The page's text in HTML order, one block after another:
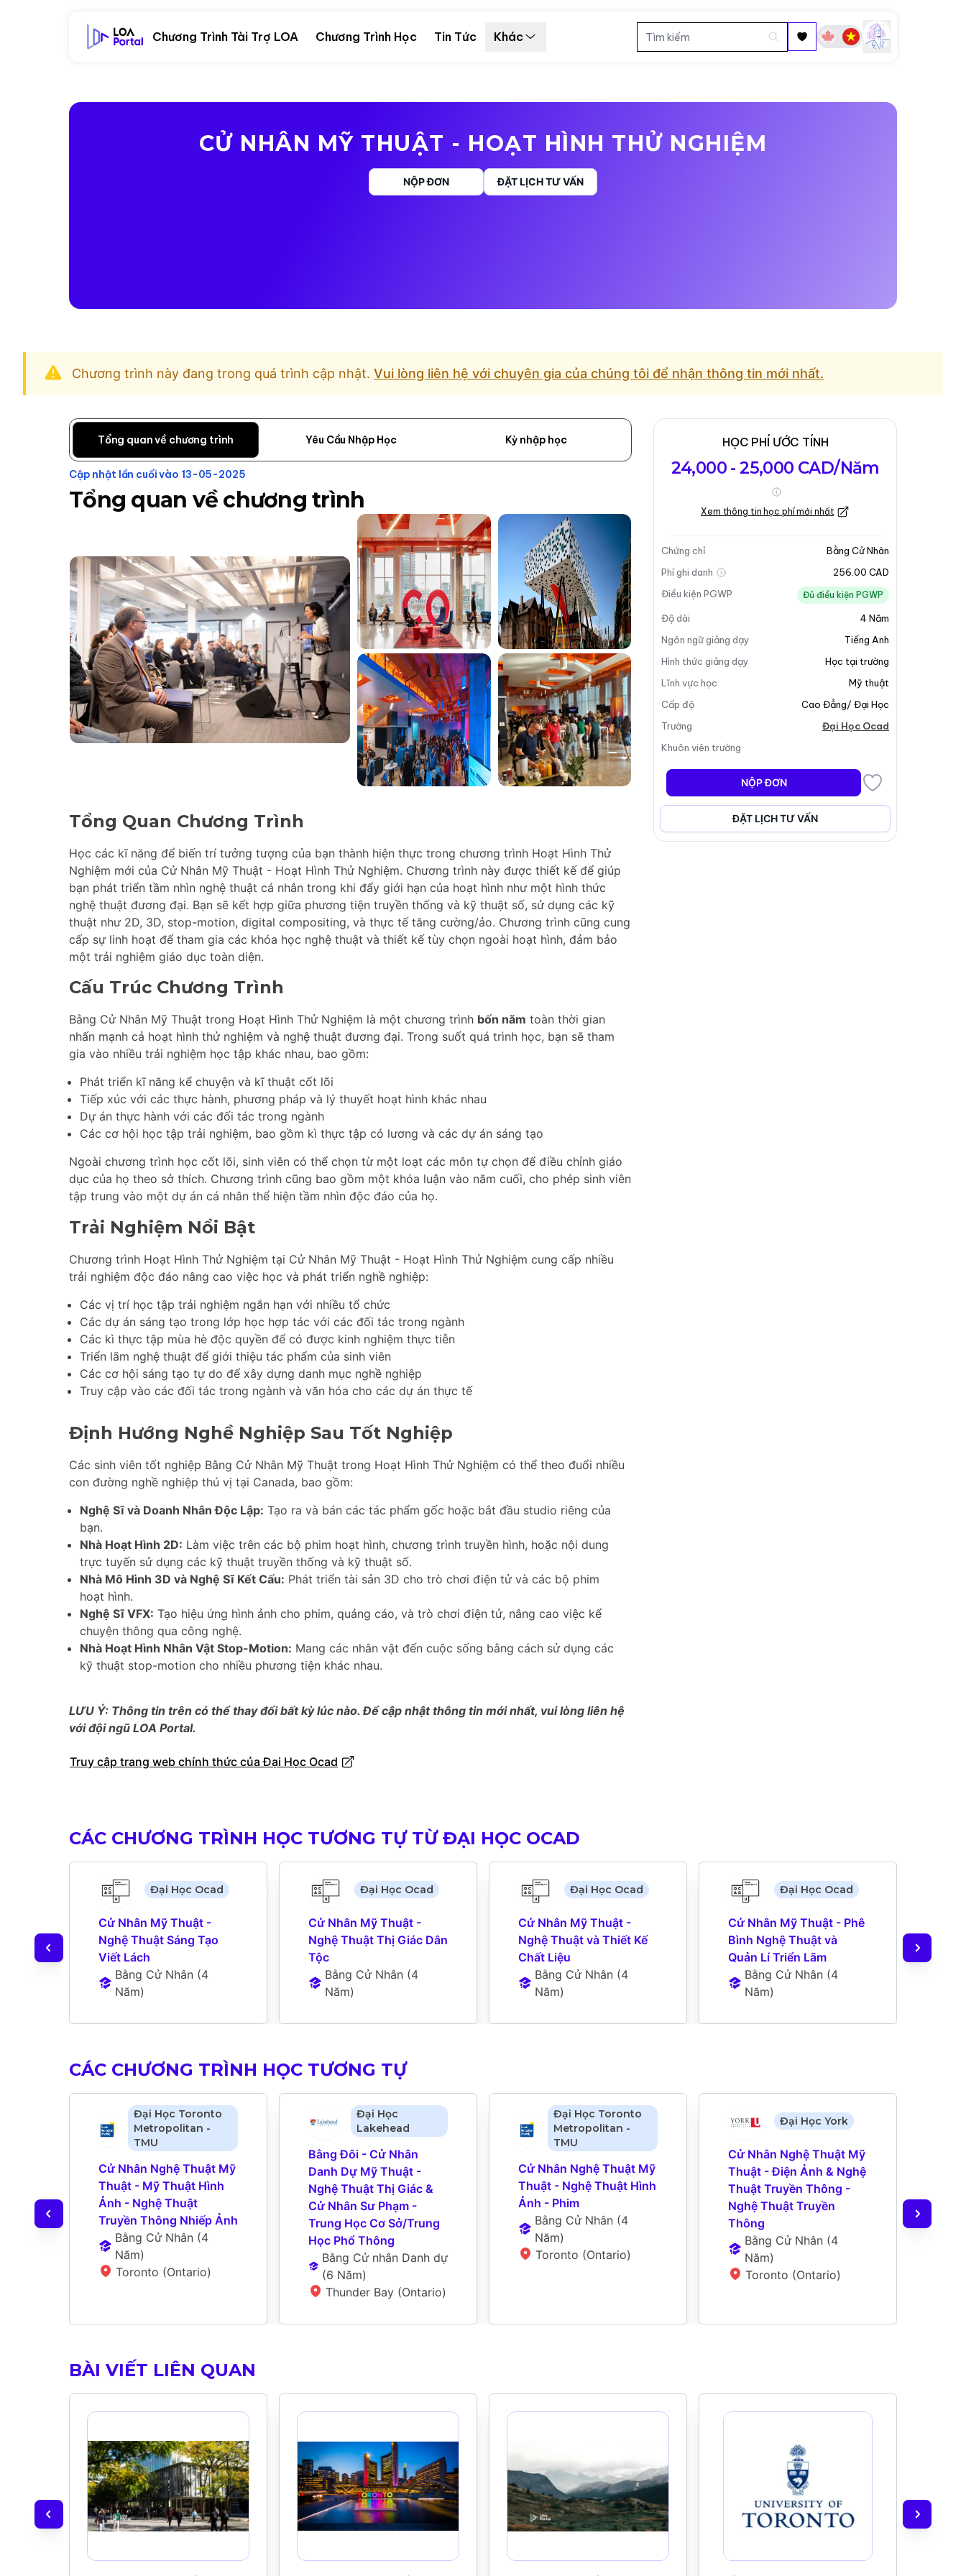
Chương Trình Tài Trợ LOA Chương Trình Học Tin Tức Khác
CỬ NHÂN MỸ THUẬT - HOẠT HÌNH THỬ NGHIỆM
NỘP ĐƠN ĐẶT LỊCH TƯ VẤN
Chương trình này đang trong quá trình cập nhật. Vui lòng liên hệ với chuyên gia của chúng tôi để nhận thông tin mới nhất.
Tổng quan về chương trình Yêu Cầu Nhập Học Kỳ nhập học
Cập nhật lần cuối vào 13-05-2025
Tổng quan về chương trình
Tổng Quan Chương Trình
Học các kĩ năng để biến trí tưởng tượng của bạn thành hiện thực trong chương trình Hoạt Hình Thử
Nghiệm mới của Cử Nhân Mỹ Thuật - Hoạt Hình Thử Nghiệm. Chương trình này được thiết kế để giúp
bạn phát triển tầm nhìn nghệ thuật cá nhân trong khi đẩy giới hạn của hoạt hình như một hình thức
nghệ thuật đương đại. Bạn sẽ kết hợp giữa phương tiện truyền thống và kỹ thuật số, sử dụng các kỹ
thuật như 2D, 3D, stop-motion, digital compositing, và thực tế tăng cường/ảo. Chương trình cũng cung
cấp sự linh hoạt để tham gia các khóa học nghệ thuật và thiết kế tùy chọn ngoài hoạt hình, đảm bảo
một trải nghiệm giáo dục toàn diện.
Cấu Trúc Chương Trình
Bằng Cử Nhân Mỹ Thuật trong Hoạt Hình Thử Nghiệm là một chương trình bốn năm toàn thời gian
nhấn mạnh cả hoạt hình thử nghiệm và nghệ thuật đương đại. Trong suốt quá trình học, bạn sẽ tham
gia vào nhiều trải nghiệm học tập khác nhau, bao gồm:
Phát triển kĩ năng kể chuyện và kĩ thuật cốt lõi
Tiếp xúc với các thực hành, phương pháp và lý thuyết hoạt hình khác nhau
Dự án thực hành với các đối tác trong ngành
Các cơ hội học tập trải nghiệm, bao gồm kì thực tập có lương và các dự án sáng tạo
Ngoài chương trình học cốt lõi, sinh viên có thể chọn từ một loạt các môn tự chọn để điều chỉnh giáo
dục của họ theo sở thích. Chương trình cũng bao gồm một khóa luận vào năm cuối, cho phép sinh viên
tập trung vào một dự án cá nhân thể hiện tầm nhìn độc đáo của họ.
Trải Nghiệm Nổi Bật
Chương trình Hoạt Hình Thử Nghiệm tại Cử Nhân Mỹ Thuật - Hoạt Hình Thử Nghiệm cung cấp nhiều
trải nghiệm độc đáo nâng cao việc học và phát triển nghề nghiệp:
Các vị trí học tập trải nghiệm ngắn hạn với nhiều tổ chức
Các dự án sáng tạo trong lớp học hợp tác với các đối tác trong ngành
Các kì thực tập mùa hè độc quyền để có được kinh nghiệm thực tiễn
Triển lãm nghệ thuật để giới thiệu tác phẩm của sinh viên
Các cơ hội sáng tạo tự do để xây dựng danh mục nghề nghiệp
Truy cập vào các đối tác trong ngành và văn hóa cho các dự án thực tế
Định Hướng Nghề Nghiệp Sau Tốt Nghiệp
Các sinh viên tốt nghiệp Bằng Cử Nhân Mỹ Thuật trong Hoạt Hình Thử Nghiệm có thể theo đuổi nhiều
con đường nghề nghiệp thú vị tại Canada, bao gồm:
Nghệ Sĩ và Doanh Nhân Độc Lập: Tạo ra và bán các tác phẩm gốc hoặc bắt đầu studio riêng của
bạn.
Nhà Hoạt Hình 2D: Làm việc trên các bộ phim hoạt hình, chương trình truyền hình, hoặc nội dung
trực tuyến sử dụng các kỹ thuật truyền thống và kỹ thuật số.
Nhà Mô Hình 3D và Nghệ Sĩ Kết Cấu: Phát triển tài sản 3D cho trò chơi điện tử và các bộ phim
hoạt hình.
Nghệ Sĩ VFX: Tạo hiệu ứng hình ảnh cho phim, quảng cáo, và trò chơi điện tử, nâng cao việc kể
chuyện thông qua công nghệ.
Nhà Hoạt Hình Nhân Vật Stop-Motion: Mang các nhân vật đến cuộc sống bằng cách sử dụng các
kỹ thuật stop-motion cho nhiều phương tiện khác nhau.
LƯU Ý: Thông tin trên có thể thay đổi bất kỳ lúc nào. Để cập nhật thông tin mới nhất, vui lòng liên hệ
với đội ngũ LOA Portal.
Truy cập trang web chính thức của Đại Học Ocad
HỌC PHÍ ƯỚC TÍNH
24,000 - 25,000 CAD/Năm
Xem thông tin học phí mới nhất
Chứng chỉ
Bằng Cử Nhân
Phí ghi danh
256.00 CAD
Điều kiện PGWP
Đủ điều kiện PGWP
Độ dài 4 Năm
Ngôn ngữ giảng dạy
Tiếng Anh
Hình thức giảng dạy
Học tại trường
Lĩnh vực học
Mỹ thuật
Cấp độ
Cao Đẳng/ Đại Học
Trường
Đại Học Ocad
Khuôn viên trường
NỘP ĐƠN
ĐẶT LỊCH TƯ VẤN
CÁC CHƯƠNG TRÌNH HỌC TƯƠNG TỰ TỪ ĐẠI HỌC OCAD
Đại Học Ocad
Cử Nhân Mỹ Thuật -
Nghệ Thuật Sáng Tạo
Viết Lách
Bằng Cử Nhân (4
Năm)
Đại Học Ocad
Cử Nhân Mỹ Thuật -
Nghệ Thuật Thị Giác Dân
Tộc
Bằng Cử Nhân (4
Năm)
Đại Học Ocad
Cử Nhân Mỹ Thuật -
Nghệ Thuật và Thiết Kế
Chất Liệu
Bằng Cử Nhân (4
Năm)
Đại Học Ocad
Cử Nhân Mỹ Thuật - Phê
Bình Nghệ Thuật và
Quản Lí Triển Lãm
Bằng Cử Nhân (4
Năm)
CÁC CHƯƠNG TRÌNH HỌC TƯƠNG TỰ
Đại Học Toronto
Metropolitan -
TMU
Cử Nhân Nghệ Thuật Mỹ
Thuật - Mỹ Thuật Hình
Ảnh - Nghệ Thuật
Truyền Thông Nhiếp Ảnh
Bằng Cử Nhân (4
Năm)
Toronto (Ontario)
Đại Học
Lakehead
Bằng Đôi - Cử Nhân
Danh Dự Mỹ Thuật -
Nghệ Thuật Thị Giác &
Cử Nhân Sư Phạm -
Trung Học Cơ Sở/Trung
Học Phổ Thông
Bằng Cử nhân Danh dự
(6 Năm)
Thunder Bay (Ontario)
Đại Học Toronto
Metropolitan -
TMU
Cử Nhân Nghệ Thuật Mỹ
Thuật - Nghệ Thuật Hình
Ảnh - Phim
Bằng Cử Nhân (4
Năm)
Toronto (Ontario)
Đại Học York
Cử Nhân Nghệ Thuật Mỹ
Thuật - Điện Ảnh & Nghệ
Thuật Truyền Thông -
Nghệ Thuật Truyền
Thông
Bằng Cử Nhân (4
Năm)
Toronto (Ontario)
BÀI VIẾT LIÊN QUAN